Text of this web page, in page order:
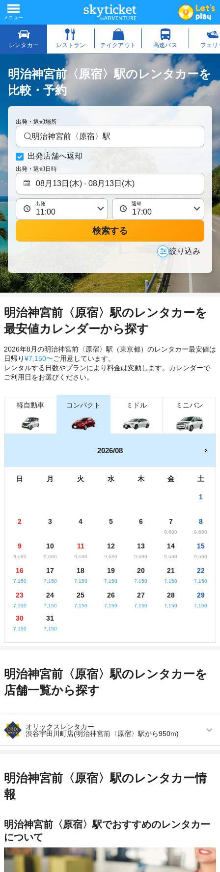
明治神宮前〈原宿〉駅のレンタカーを
比較・予約
出発・返却場所
明治神宮前〈原宿〉駅
出発店舗へ返却
出発・返却日時
出発 返却
検索する
絞り込み
明治神宮前〈原宿〉駅のレンタカーを
最安値カレンダーから探す
2026年8月の明治神宮前〈原宿〉駅（東京都）のレンタカー最安値は
日帰り¥7,150〜ご用意しています。
レンタルする日数やプランにより料金は変動します。カレンダーで
ご利用日をお選びください。
軽自動車 コンパクト ミドル ミニバン
2026/08
日 月 火 水 木 金 土
1
2 3 4 5 6 7
9,680
8
9,680
9
9,680
10
9,680
11
9,680
12
9,680
13
9,680
14
9,680
15
9,680
16
7,150
17
7,150
18
7,150
19
7,150
20
7,150
21
7,150
22
7,150
23
7,150
24
7,150
25
7,150
26
7,150
27
7,150
28
7,150
29
7,150
30
7,150
31
7,150
明治神宮前〈原宿〉駅のレンタカーを
店舗一覧から探す
オリックスレンタカー
渋谷宇田川町店(明治神宮前〈原宿〉駅から950m)
アクセス 渋谷駅より徒歩で約10分（送迎なし）
住所
明治神宮前〈原宿〉駅のレンタカー情
報
明治神宮前〈原宿〉駅でおすすめのレンタカー
について